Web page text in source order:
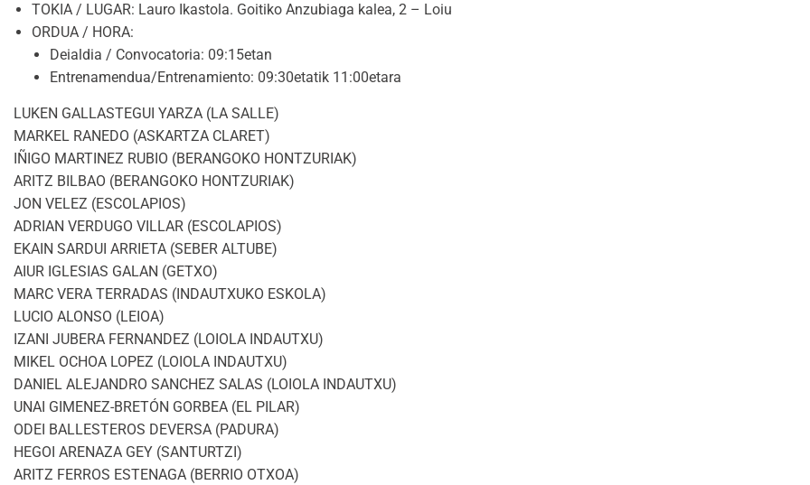
TOKIA / LUGAR: Lauro Ikastola. Goitiko Anzubiaga kalea, 2 – Loiu
ORDUA / HORA:
Deialdia / Convocatoria: 09:15etan
Entrenamendua/Entrenamiento: 09:30etatik 11:00etara
LUKEN GALLASTEGUI YARZA (LA SALLE)
MARKEL RANEDO (ASKARTZA CLARET)
IÑIGO MARTINEZ RUBIO (BERANGOKO HONTZURIAK)
ARITZ BILBAO (BERANGOKO HONTZURIAK)
JON VELEZ (ESCOLAPIOS)
ADRIAN VERDUGO VILLAR (ESCOLAPIOS)
EKAIN SARDUI ARRIETA (SEBER ALTUBE)
AIUR IGLESIAS GALAN (GETXO)
MARC VERA TERRADAS (INDAUTXUKO ESKOLA)
LUCIO ALONSO (LEIOA)
IZANI JUBERA FERNANDEZ (LOIOLA INDAUTXU)
MIKEL OCHOA LOPEZ (LOIOLA INDAUTXU)
DANIEL ALEJANDRO SANCHEZ SALAS (LOIOLA INDAUTXU)
UNAI GIMENEZ-BRETÓN GORBEA (EL PILAR)
ODEI BALLESTEROS DEVERSA (PADURA)
HEGOI ARENAZA GEY (SANTURTZI)
ARITZ FERROS ESTENAGA (BERRIO OTXOA)